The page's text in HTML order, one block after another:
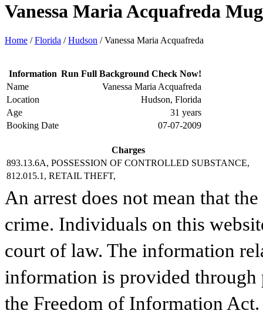
Vanessa Maria Acquafreda
Home /Florida /Hudson / Vanessa Maria Acquafreda
Information Run Full Background Check Now!
Name
Vanessa Maria Acquafreda
Location
Hudson, Florida
Age
31 years
Booking Date
07-07-2009
Charges
893.13.6A, POSSESSION OF CONTROLLED SUBSTANCE,
812.015.1, RETAIL THEFT,
An arrest does not mean that
crime. Individuals on this
court of law. The information
information is provided
the Freedom of Information Act.